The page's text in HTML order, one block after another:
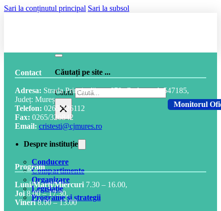
Sari la conținutul principal Sari la subsol
Căutați pe site ...
Caută
×
Despre instituție
Conducere
Compartimente
Organizare
Legislație
Programe și strategii
Monitorul
Contact
Adresa: Strada Principală, nr. 678, Cod postal: 547185,
Județ: Mureș
Telefon: 0265/326112
Fax: 0265/326842
Email: cristesti@cjmures.ro
Program
Luni/Marți/Miercuri7.30 – 16.00,
Joi8.00 – 17.30,
Vineri8.00 – 13.00